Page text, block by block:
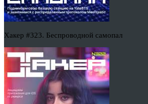
Хакер #323. Беспроводной самопал